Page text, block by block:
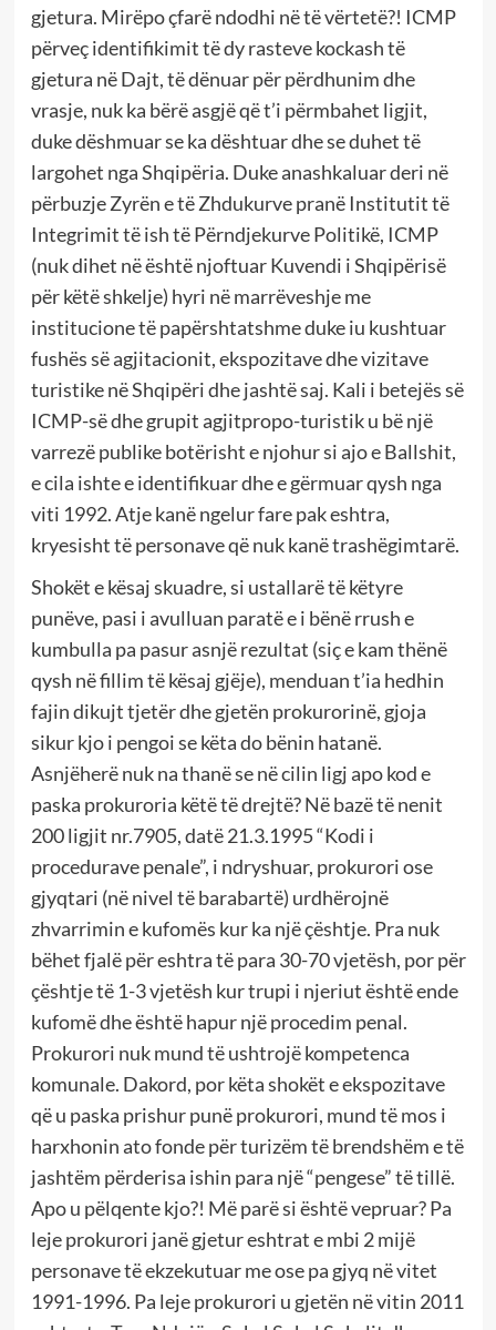
gjetura. Mirëpo çfarë ndodhi në të vërtetë?! ICMP
përveç identifikimit të dy rasteve kockash të
gjetura në Dajt, të dënuar për përdhunim dhe
vrasje, nuk ka bërë asgjë që t’i përmbahet ligjit,
duke dëshmuar se ka dështuar dhe se duhet të
largohet nga Shqipëria. Duke anashkaluar deri në
përbuzje Zyrën e të Zhdukurve pranë Institutit të
Integrimit të ish të Përndjekurve Politikë, ICMP
(nuk dihet në është njoftuar Kuvendi i Shqipërisë
për këtë shkelje) hyri në marrëveshje me
institucione të papërshtatshme duke iu kushtuar
fushës së agjitacionit, ekspozitave dhe vizitave
turistike në Shqipëri dhe jashtë saj. Kali i betejës së
ICMP-së dhe grupit agjitpropo-turistik u bë një
varrezë publike botërisht e njohur si ajo e Ballshit,
e cila ishte e identifikuar dhe e gërmuar qysh nga
viti 1992. Atje kanë ngelur fare pak eshtra,
kryesisht të personave që nuk kanë trashëgimtarë.
Shokët e kësaj skuadre, si ustallarë të këtyre
punëve, pasi i avulluan paratë e i bënë rrush e
kumbulla pa pasur asnjë rezultat (siç e kam thënë
qysh në fillim të kësaj gjëje), menduan t’ia hedhin
fajin dikujt tjetër dhe gjetën prokurorinë, gjoja
sikur kjo i pengoi se këta do bënin hatanë.
Asnjëherë nuk na thanë se në cilin ligj apo kod e
paska prokuroria këtë të drejtë? Në bazë të nenit
200 ligjit nr.7905, datë 21.3.1995 “Kodi i
procedurave penale”, i ndryshuar, prokurori ose
gjyqtari (në nivel të barabartë) urdhërojnë
zhvarrimin e kufomës kur ka një çështje. Pra nuk
bëhet fjalë për eshtra të para 30-70 vjetësh, por për
çështje të 1-3 vjetësh kur trupi i njeriut është ende
kufomë dhe është hapur një procedim penal.
Prokurori nuk mund të ushtrojë kompetenca
komunale. Dakord, por këta shokët e ekspozitave
që u paska prishur punë prokurori, mund të mos i
harxhonin ato fonde për turizëm të brendshëm e të
jashtëm përderisa ishin para një “pengese” të tillë.
Apo u pëlqente kjo?! Më parë si është vepruar? Pa
leje prokurori janë gjetur eshtrat e mbi 2 mijë
personave të ekzekutuar me ose pa gjyq në vitet
1991-1996. Pa leje prokurori u gjetën në vitin 2011